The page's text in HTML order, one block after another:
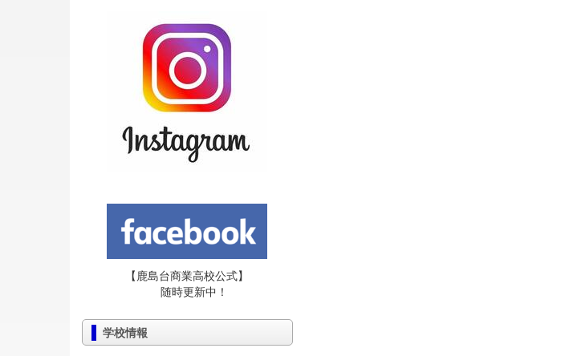
【鹿島台商業高校公式】
随時更新中！
学校情報